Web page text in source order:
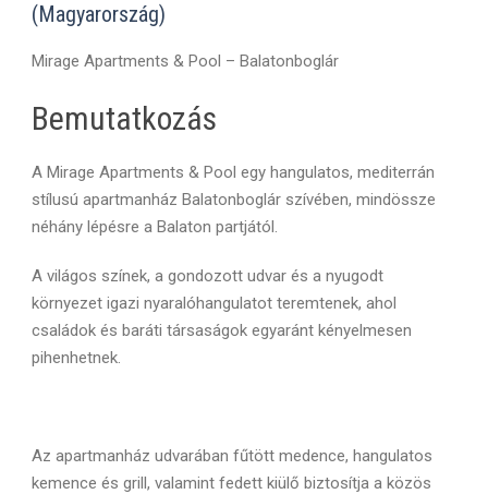
(Magyarország)
Mirage Apartments & Pool – Balatonboglár
Bemutatkozás
A Mirage Apartments & Pool egy hangulatos, mediterrán
stílusú apartmanház Balatonboglár szívében, mindössze
néhány lépésre a Balaton partjától.
A világos színek, a gondozott udvar és a nyugodt
környezet igazi nyaralóhangulatot teremtenek, ahol
családok és baráti társaságok egyaránt kényelmesen
pihenhetnek.
Az apartmanház udvarában fűtött medence, hangulatos
kemence és grill, valamint fedett kiülő biztosítja a közös